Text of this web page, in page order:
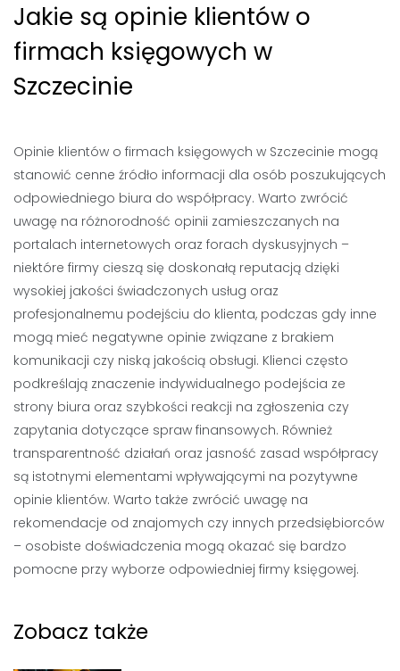
Jakie są opinie klientów o
firmach księgowych w
Szczecinie
Opinie klientów o firmach księgowych w Szczecinie mogą
stanowić cenne źródło informacji dla osób poszukujących
odpowiedniego biura do współpracy. Warto zwrócić
uwagę na różnorodność opinii zamieszczanych na
portalach internetowych oraz forach dyskusyjnych –
niektóre firmy cieszą się doskonałą reputacją dzięki
wysokiej jakości świadczonych usług oraz
profesjonalnemu podejściu do klienta, podczas gdy inne
mogą mieć negatywne opinie związane z brakiem
komunikacji czy niską jakością obsługi. Klienci często
podkreślają znaczenie indywidualnego podejścia ze
strony biura oraz szybkości reakcji na zgłoszenia czy
zapytania dotyczące spraw finansowych. Również
transparentność działań oraz jasność zasad współpracy
są istotnymi elementami wpływającymi na pozytywne
opinie klientów. Warto także zwrócić uwagę na
rekomendacje od znajomych czy innych przedsiębiorców
– osobiste doświadczenia mogą okazać się bardzo
pomocne przy wyborze odpowiedniej firmy księgowej.
Zobacz także